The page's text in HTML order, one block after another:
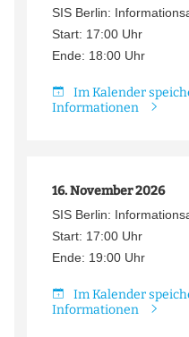
SIS Berlin:
Start: 17:00 Uhr
Ende: 18:00 Uhr
Im Kalender
Informationen
16. November 2026
SIS Berlin:
Start: 17:00 Uhr
Ende: 19:00 Uhr
Im Kalender
Informationen